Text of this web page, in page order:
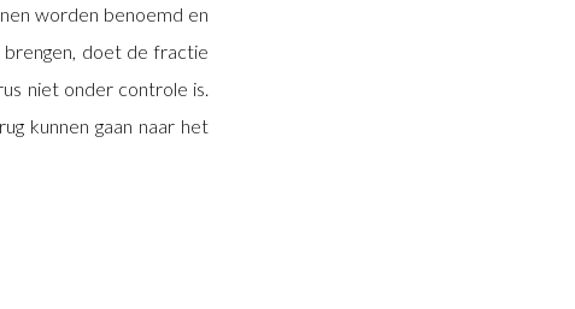
worden benoemd en
brengen, doet de fractie
niet onder controle is.
kunnen gaan naar het